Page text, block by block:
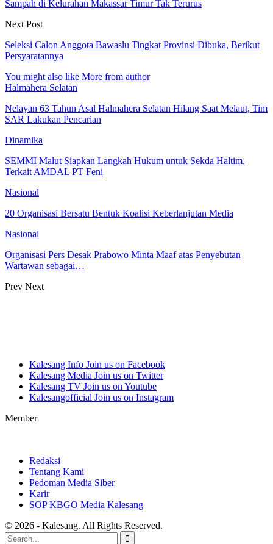
Sampah di Kelurahan Makassar Timur Tak Terurus
Next Post
Seleksi Calon Anggota Bawaslu Tingkat Provinsi Dibuka, Berikut
Persyaratannya
You might also like More from author
Halmahera Selatan
Nelayan 63 Tahun Asal Halmahera Selatan Hilang Saat Melaut, Tim
SAR Lakukan Pencarian
Dinamika
SEMMI Malut Siapkan Langkah Hukum untuk Sekda Haltim,
Terkait AMDAL PT Feni
Nasional
20 Organisasi Bersatu Bentuk Koalisi Keberlanjutan Media
Nasional
Organisasi Pers Desak Prabowo Minta Maaf atas Penyebutan
Wartawan sebagai…
Prev Next
Kalesang Info Join us on Facebook
Kalesang Media Join us on Twitter
Kalesang TV Join us on Youtube
Kalesangofficial Join us on Instagram
Member
Redaksi
Tentang Kami
Pedoman Media Siber
Karir
SOP KBGO Media Kalesang
© 2026 - Kalesang. All Rights Reserved.